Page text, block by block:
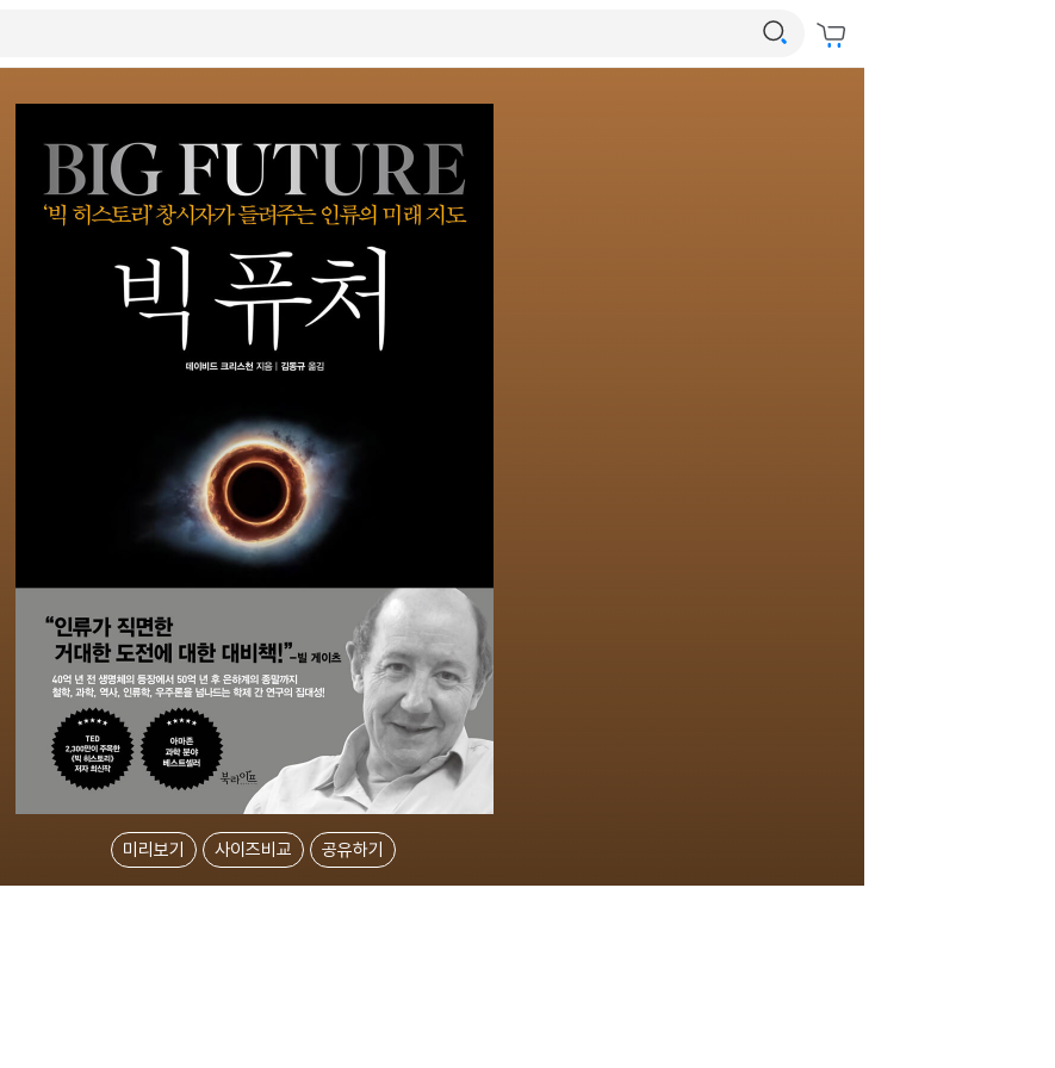
미리보기 사이즈비교 공유하기